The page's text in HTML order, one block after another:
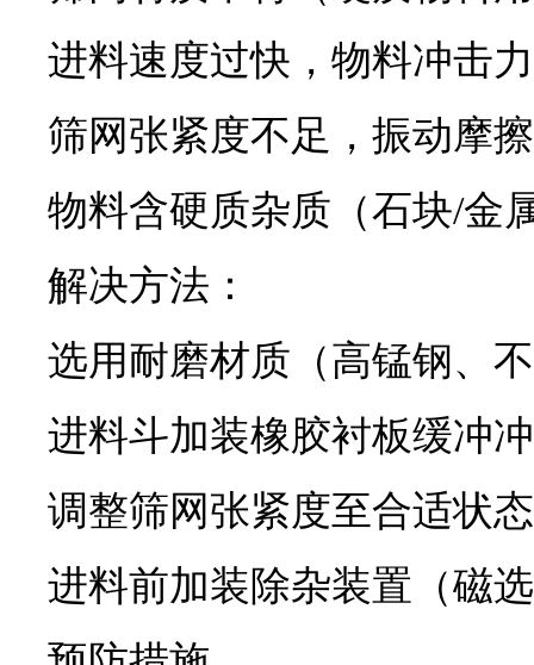
进料速度过快，物料冲击
筛网张紧度不足，振动摩
物料含硬质杂质（石块/金
解决方法：
选用耐磨材质（高锰钢、
进料斗加装橡胶衬板缓冲
调整筛网张紧度至合适状
进料前加装除杂装置（磁